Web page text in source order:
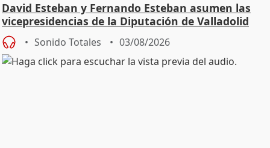
David Esteban y Fernando Esteban asumen las
vicepresidencias de la Diputación de Valladolid
Sonido Totales 03/08/2026